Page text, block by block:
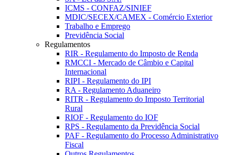
ICMS - CONFAZ/SINIEF
MDIC/SECEX/CAMEX - Comércio Exterior
Trabalho e Emprego
Previdência Social
Regulamentos
RIR - Regulamento do Imposto de Renda
RMCCI - Mercado de Câmbio e Capital
Internacional
RIPI - Regulamento do IPI
RA - Regulamento Aduaneiro
RITR - Regulamento do Imposto Territorial
Rural
RIOF - Regulamento do IOF
RPS - Regulamento da Previdência Social
PAF - Regulamento do Processo Administrativo
Fiscal